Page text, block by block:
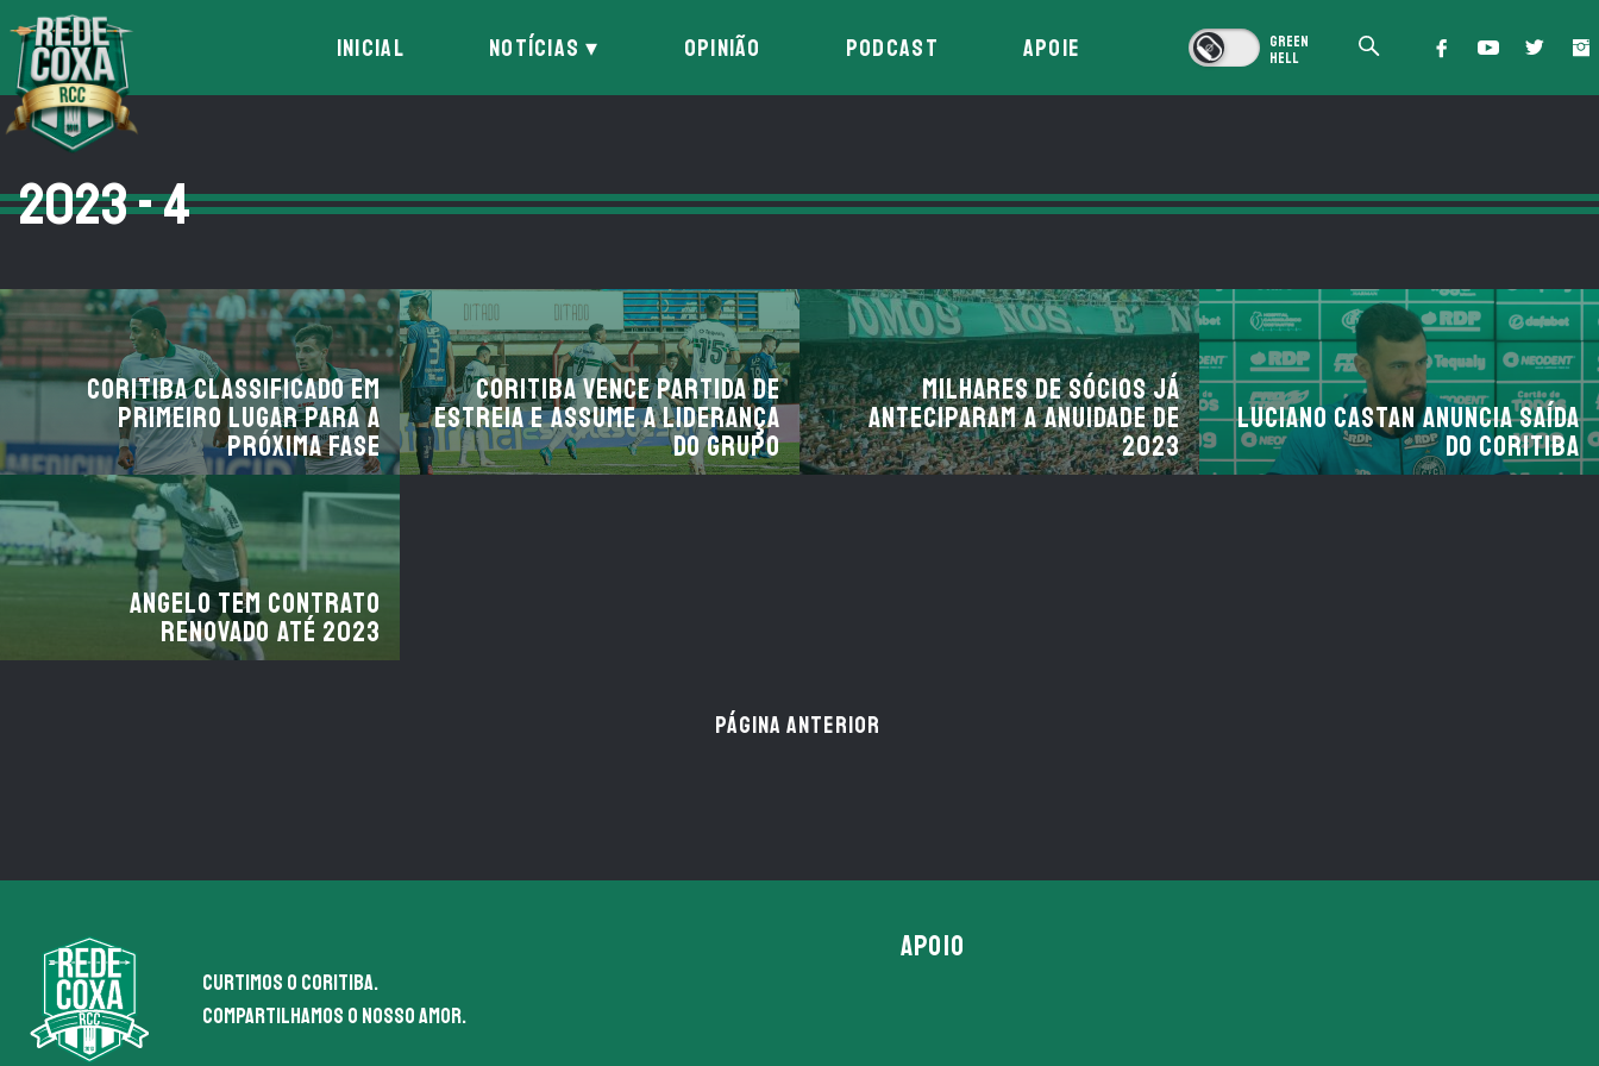
INICIAL NOTÍCIAS OPINIÃO PODCAST APOIE
2023 - 4
Coritiba classificado em
primeiro lugar para a
próxima fase
Coritiba vence partida de
estreia e assume a liderança
do grupo
Milhares de sócios já
anteciparam a anuidade de
2023
Luciano Castan anuncia saída
do Coritiba
Angelo tem contrato
renovado até 2023
PÁGINA ANTERIOR
Curtimos o coritiba.
Compartilhamos o nosso amor.
APOIO